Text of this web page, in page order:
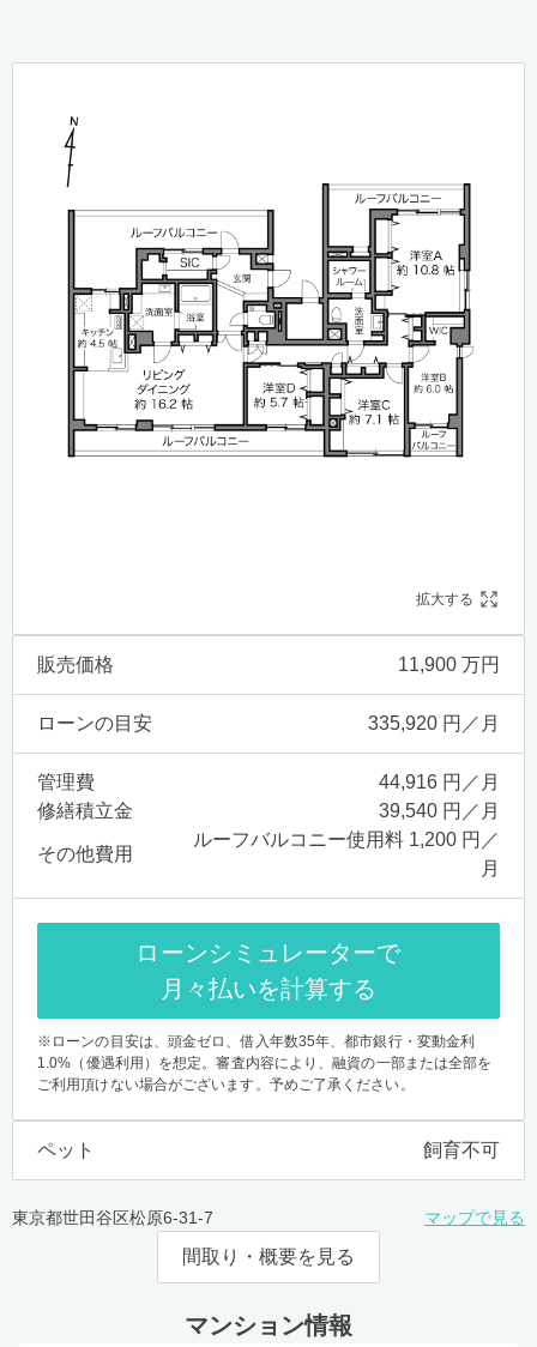
拡大する
販売価格 11,900 万円
ローンの目安 335,920 円／月
管理費
44,916 円／月
修繕積立金
39,540 円／月
その他費用
ルーフバルコニー使用料 1,200 円／
月
ローンシミュレーターで
月々払いを計算する
※ローンの目安は、頭金ゼロ、借入年数35年、都市銀行・変動金利
1.0%（優遇利用）を想定。審査内容により、融資の一部または全部を
ご利用頂けない場合がございます。予めご了承ください。
ペット 飼育不可
東京都世田谷区松原6-31-7 マップで見る
間取り・概要を見る
マンション情報